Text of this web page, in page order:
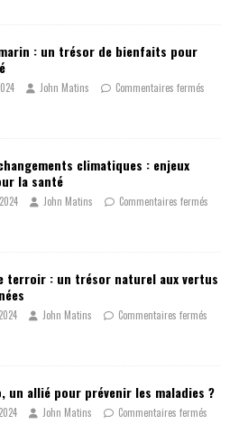
: un trésor de bienfaits pour
John Matins Commentaires fermés
climatiques : enjeux
la santé
John Matins Commentaires fermés
terroir : un trésor naturel aux vertus
John Matins Commentaires fermés
un allié pour prévenir les maladies ?
John Matins Commentaires fermés